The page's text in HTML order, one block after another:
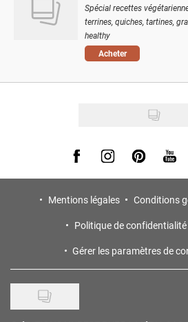
Spécial recettes
terrines, quiches, tartines,
healthy
Acheter
Visit us on Facebook
Visit us on Instagram
Visit us onVisit
Mentions légales
Conditions
Politique de confidentialité
Gérer les paramètres de